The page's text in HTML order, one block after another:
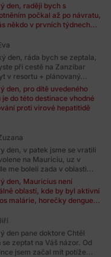
den, raději bych s
počkal až po návratu,
někdo v prvních týdnech...
den, ráda bych se zeptala,
při cestě na Zanzibar
v resortu + plánovaný...
den, pro dítě uvedeného
je do této destinace vhodné
proti virové hepatitidě
den, v patek jsme se vratili
na Mauriciu, uz v
me boleli zada v oblasti...
den, Mauricius není
oblastí, kde by byl aktivní
malárie, horečky dengue...
den pane doktore Chtěl
se zeptat na Váš názor. Od
jsem začal mít potíže...